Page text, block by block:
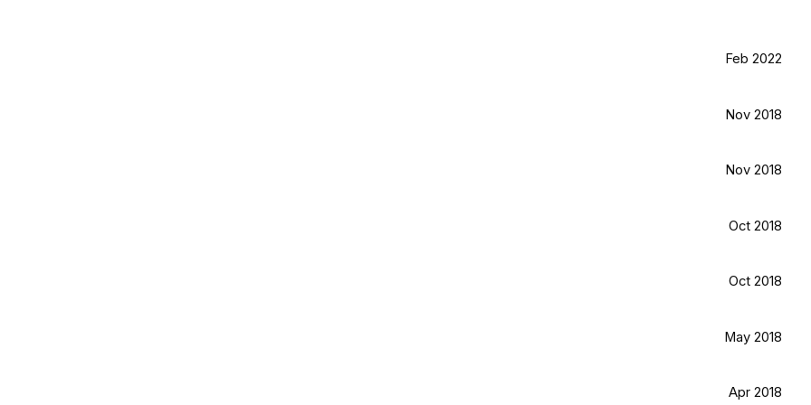
Feb 2022
Nov 2018
Nov 2018
Oct 2018
Oct 2018
May 2018
Apr 2018